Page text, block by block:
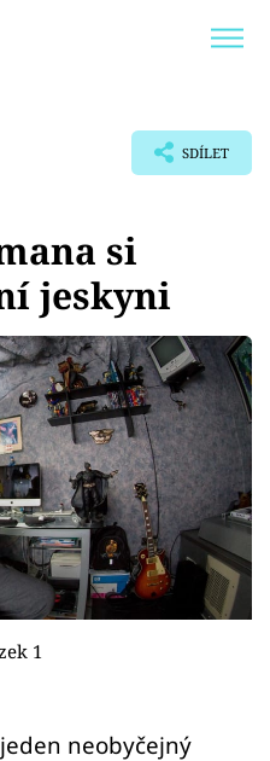
SDÍLET
si
jeskyni
1
neobyčejný